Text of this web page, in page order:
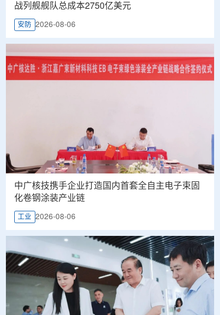
战列舰舰队总成本2750亿美元
安防 2026-08-06
中广核技携手企业打造国内首套全自主电子束固
化卷钢涂装产业链
工业 2026-08-06